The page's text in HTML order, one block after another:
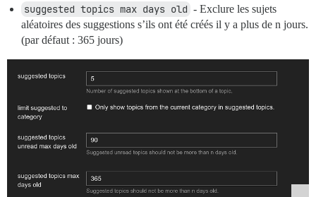
suggested topics max days old - Exclure les sujets
aléatoires des suggestions s’ils ont été créés il y a plus de n jours.
(par défaut : 365 jours)